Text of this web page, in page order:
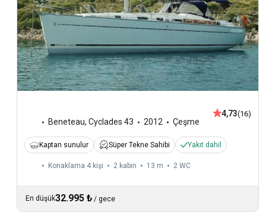
Beneteau, Cyclades 43 2012 Çeşme
4,73(16)
Kaptan sunulur Süper Tekne Sahibi Yakıt dahil
Konaklama 4 kişi 2 kabin 13 m 2 WC
En düşük32.995 ₺ / gece